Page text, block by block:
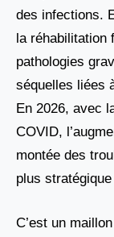
des infections.
la réhabilitation
pathologies
séquelles liées
En 2026, avec
COVID,
montée des
plus
C’est un